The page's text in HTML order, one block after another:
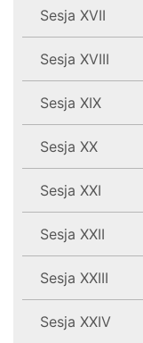
Sesja XVII
Sesja XVIII
Sesja XIX
Sesja XX
Sesja XXI
Sesja XXII
Sesja XXIII
Sesja XXIV